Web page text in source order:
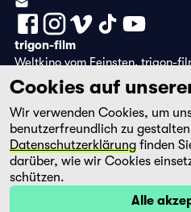
trigon-film
Weltkino vom Feinsten. trigon-
Filmstiftung, die seit 1988
Lateinamerika, Asien, Afrika und
Kino herausbringt und eine
Streaming-Plattform filmingo
Cookies auf
Wir verwenden Cookies, um
benutzerfreundlich zu
Datenschutzerklärung finden
darüber, wie wir Cookies
schützen.
Alle